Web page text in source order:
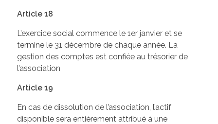
Article 18
L’exercice social commence le 1er janvier et se
termine le 31 décembre de chaque année. La
gestion des comptes est confiée au trésorier de
l’association
Article 19
En cas de dissolution de l’association, l’actif
disponible sera entièrement attribué à une